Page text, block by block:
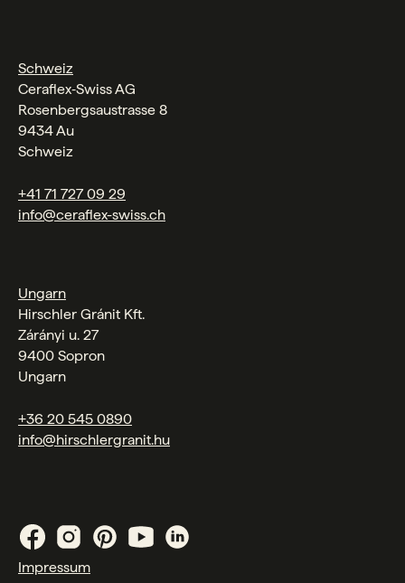
Schweiz
Ceraflex‑Swiss AG
Rosenbergsaustrasse 8
9434 Au
Schweiz
+41 71 727 09 29
info@ceraflex-swiss.ch
Ungarn
Hirschler Gránit Kft.
Zárányi u. 27
9400 Sopron
Ungarn
+36 20 545 0890
info@hirschlergranit.hu
Impressum